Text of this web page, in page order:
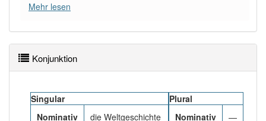
Mehr lesen
Konjunktion
Singular
Nominativ
die Weltgeschichte
Plural
Nominativ
—